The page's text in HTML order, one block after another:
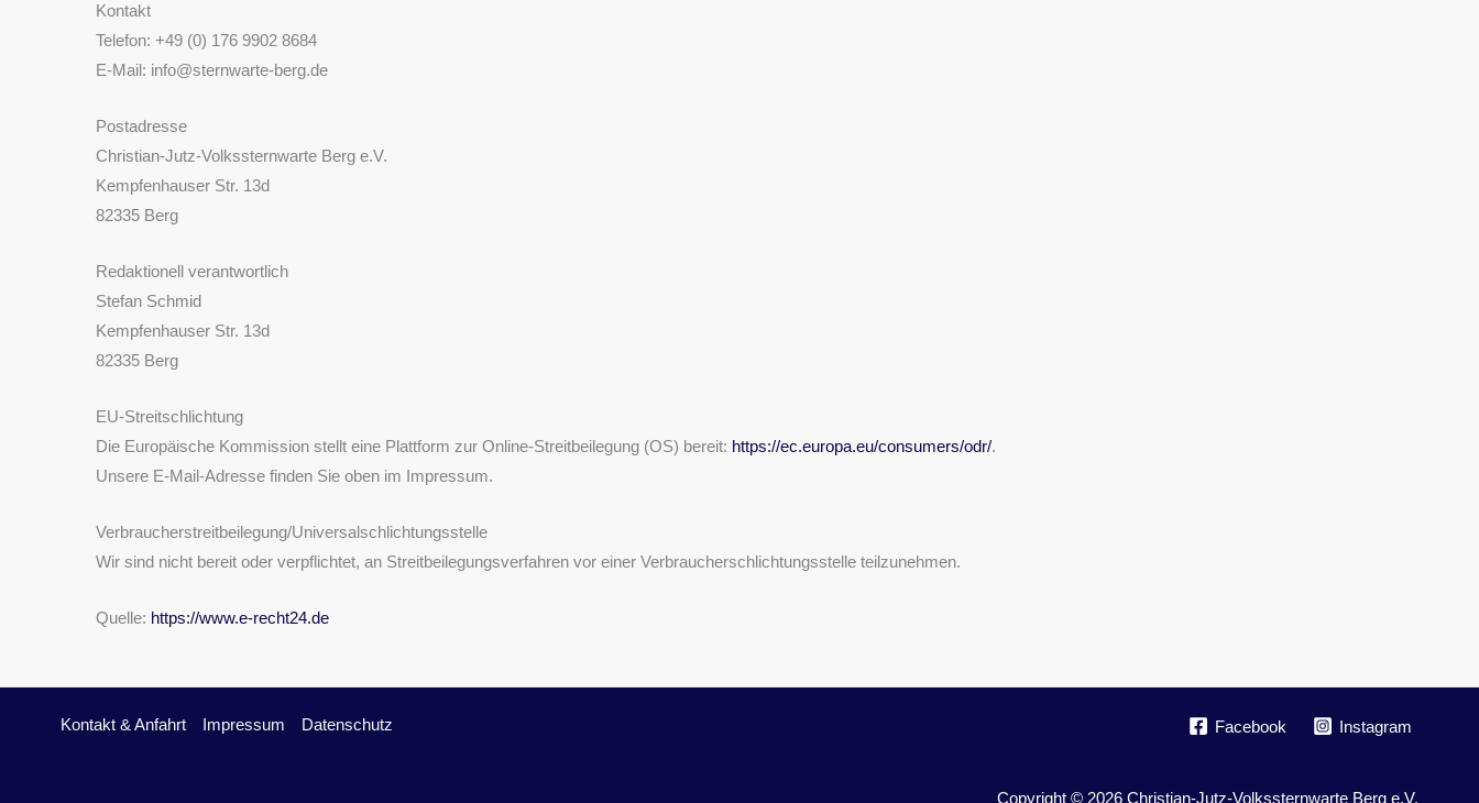
Kontakt
Telefon: +49 (0) 176 9902 8684
E-Mail: info@sternwarte-berg.de
Postadresse
Christian-Jutz-Volkssternwarte Berg e.V.
Kempfenhauser Str. 13d
82335 Berg
Redaktionell verantwortlich
Stefan Schmid
Kempfenhauser Str. 13d
82335 Berg
EU-Streitschlichtung
Die Europäische Kommission stellt eine Plattform zur Online-Streitbeilegung (OS) bereit: https://ec.europa.eu/consumers/odr/.
Unsere E-Mail-Adresse finden Sie oben im Impressum.
Verbraucher­streit­beilegung/Universal­schlichtungs­stelle
Wir sind nicht bereit oder verpflichtet, an Streitbeilegungsverfahren vor einer Verbraucherschlichtungsstelle teilzunehmen.
Quelle: https://www.e-recht24.de
Kontakt & Anfahrt Impressum Datenschutz Facebook Instagram
Copyright © 2026 Christian-Jutz-Volkssternwarte Berg e.V.